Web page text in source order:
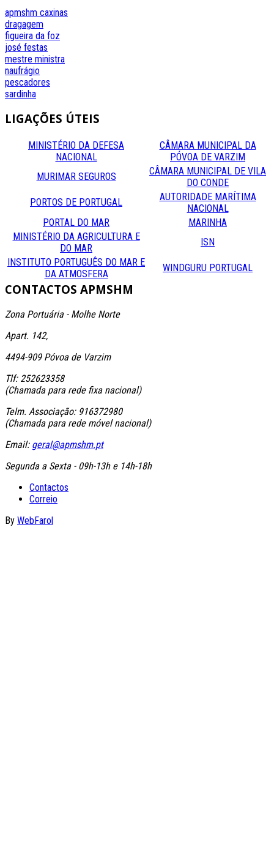
apmshm caxinas
dragagem
figueira da foz
josé festas
mestre ministra
naufrágio
pescadores
sardinha
LIGAÇÕES ÚTEIS
MINISTÉRIO DA DEFESA
NACIONAL
CÂMARA MUNICIPAL DA
PÓVOA DE VARZIM
MURIMAR SEGUROS
CÂMARA MUNICIPAL DE VILA
DO CONDE
PORTOS DE PORTUGAL
AUTORIDADE MARÍTIMA
NACIONAL
PORTAL DO MAR
MARINHA
MINISTÉRIO DA AGRICULTURA E
DO MAR
ISN
INSTITUTO PORTUGUÊS DO MAR E
DA ATMOSFERA
WINDGURU PORTUGAL
CONTACTOS APMSHM
Zona Portuária - Molhe Norte
Apart. 142,
4494-909 Póvoa de Varzim
Tlf: 252623358
(Chamada para rede fixa nacional)
Telm. Associação: 916372980
(Chamada para rede móvel nacional)
Email: geral@apmshm.pt
Segunda a Sexta - 09h-13h e 14h-18h
Contactos
Correio
By WebFarol